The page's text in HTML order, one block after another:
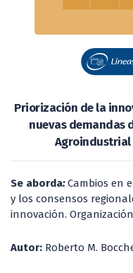
Priorización de la
nuevas demandas
Agroindustrial
Se aborda:Cambios en
y los consensos
innovación.
Autor: Roberto M.